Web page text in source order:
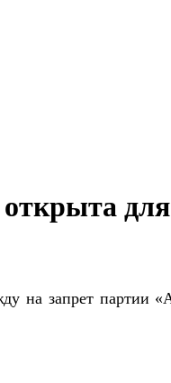
для
на запрет партии